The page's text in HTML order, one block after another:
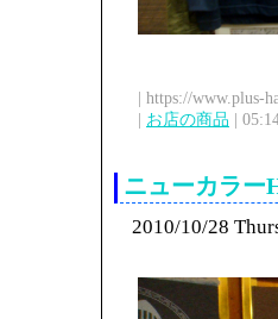
| https://www.plus-
| お店の商品 |
ニューカラー
2010/10/28